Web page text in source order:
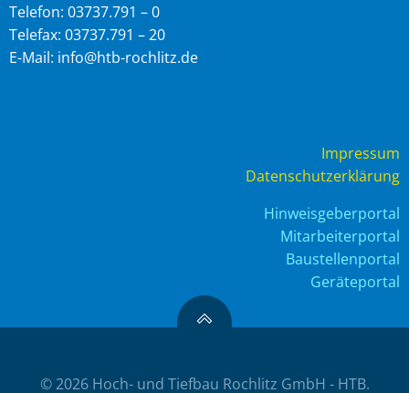
Telefon: 03737.791 – 0
Telefax: 03737.791 – 20
E-Mail: info@htb-rochlitz.de
Impressum
Datenschutzerklärung
Hinweisgeberportal
Mitarbeiterportal
Baustellenportal
Geräteportal
© 2026 Hoch- und Tiefbau Rochlitz GmbH - HTB.